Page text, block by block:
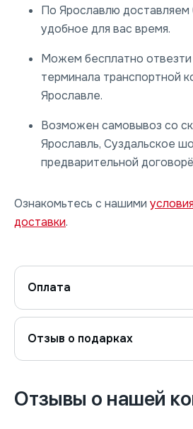
По Ярославлю доставляем
удобное для вас время.
Можем бесплатно отвезти
терминала транспортной
Ярославле.
Возможен самовывоз со
Ярославль, Суздальское
предварительной
Ознакомьтесь с нашими
доставки.
Оплата
Отзыв о подарках
Отзывы о нашей